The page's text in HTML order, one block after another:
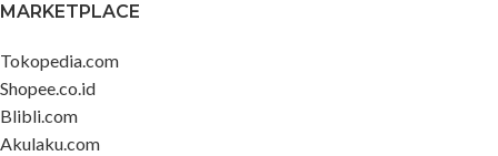
MARKETPLACE
Tokopedia.com
Shopee.co.id
Blibli.com
Akulaku.com